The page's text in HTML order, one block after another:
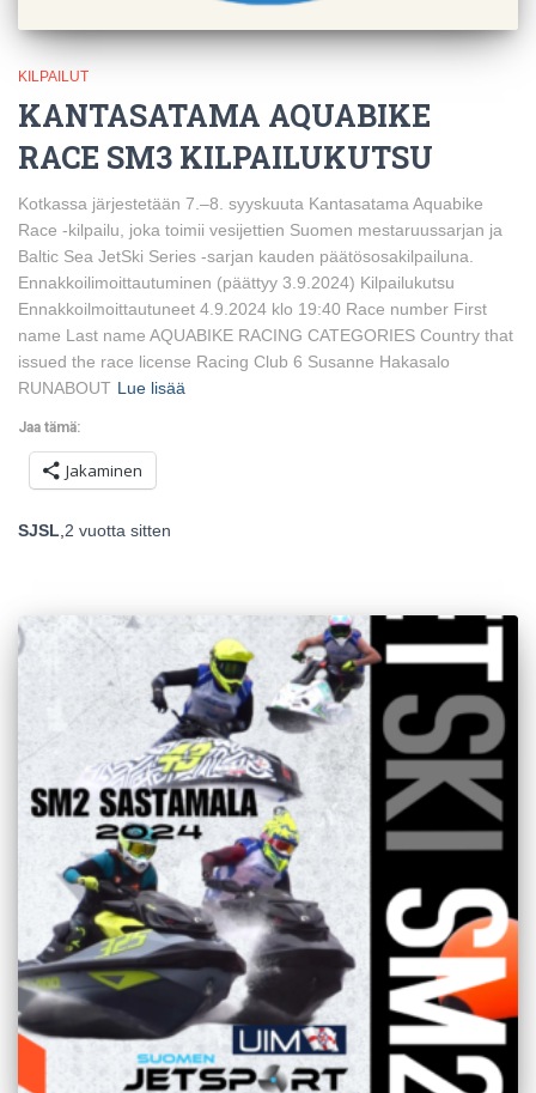
KILPAILUT
KANTASATAMA AQUABIKE
RACE SM3 KILPAILUKUTSU
Kotkassa järjestetään 7.–8. syyskuuta Kantasatama Aquabike
Race -kilpailu, joka toimii vesijettien Suomen mestaruussarjan ja
Baltic Sea JetSki Series -sarjan kauden päätösosakilpailuna.
Ennakkoilimoittautuminen (päättyy 3.9.2024) Kilpailukutsu
Ennakkoilmoittautuneet 4.9.2024 klo 19:40 Race number First
name Last name AQUABIKE RACING CATEGORIES Country that
issued the race license Racing Club 6 Susanne Hakasalo
RUNABOUT Lue lisää
Jaa tämä:
Jakaminen
SJSL 2 vuotta sitten